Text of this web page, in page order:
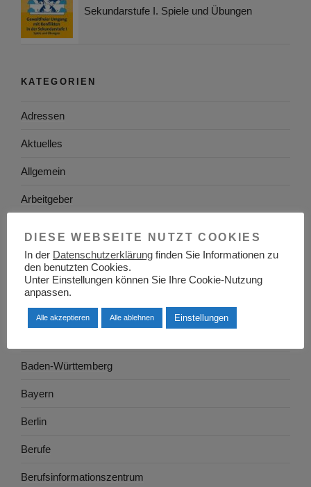
Sekundarstufe I. Spiele und Übungen
KATEGORIEN
Adressen
Aktuelles
Allgemein
Arbeitgeber
Arbeitsrecht
Arbeitswelt
Arbeitszeugnis
Baden-Württemberg
Bayern
Berlin
Berufe
Berufsinformationszentrum
DIESE WEBSEITE NUTZT COOKIES
In der Datenschutzerklärung finden Sie Informationen zu
den benutzten Cookies.
Unter Einstellungen können Sie Ihre Cookie-Nutzung
anpassen.
Alle akzeptieren Alle ablehnen Einstellungen